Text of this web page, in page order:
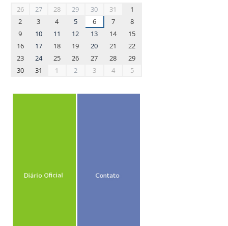
26 27 28 29 30 31
1
2
3 4 5 6 7
8
9
10 11 12 13 14
15
16
17 18 19 20 21
22
23
24 25 26 27 28
29
30
31 1 2 3 4 5